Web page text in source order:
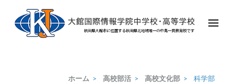
ホーム > 高校部活 > 高校文化部 > 科学部